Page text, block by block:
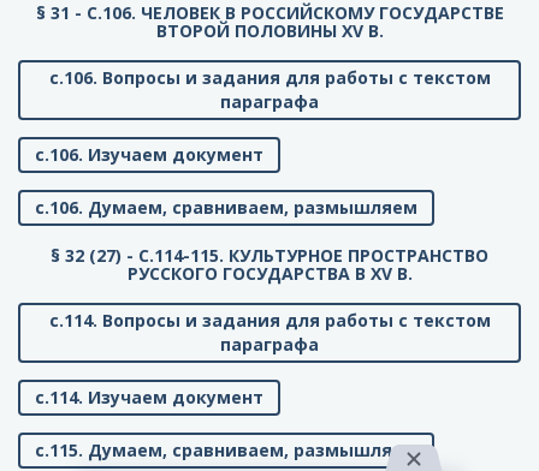
§ 31 - C.106. ЧЕЛОВЕК В РОССИЙСКОМУ ГОСУДАРСТВЕ
ВТОРОЙ ПОЛОВИНЫ XV В.
с.106. Вопросы и задания для работы с текстом
параграфа
с.106. Изучаем документ
с.106. Думаем, сравниваем, размышляем
§ 32 (27) - C.114-115. КУЛЬТУРНОЕ ПРОСТРАНСТВО
РУССКОГО ГОСУДАРСТВА В XV В.
с.114. Вопросы и задания для работы с текстом
параграфа
с.114. Изучаем документ
с.115. Думаем, сравниваем, размышляем